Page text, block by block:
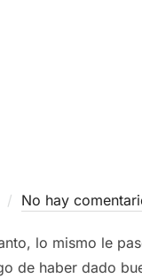
No hay
lo mismo le
de haber dado